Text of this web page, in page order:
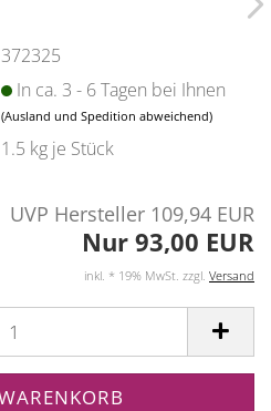
372325
In ca. 3 - 6 Tagen bei Ihnen
(Ausland und Spedition abweichend)
1.5 kg je Stück
UVP Hersteller 109,94 EUR
Nur 93,00 EUR
inkl. * 19% MwSt. zzgl. Versand